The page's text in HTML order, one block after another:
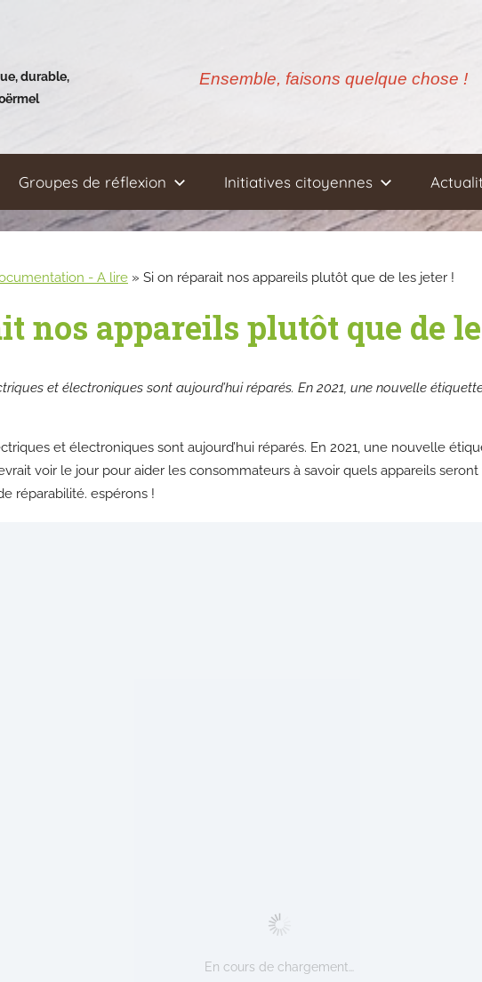
durable,
Ensemble, faisons quelque chose !
Groupes de réflexion Initiatives citoyennes
- A lire » Si on réparait nos appareils plutôt que de les jeter !
nos appareils plutôt que de
et électroniques sont aujourd’hui réparés. En 2021, une nouvelle
et électroniques sont aujourd’hui réparés. En 2021, une nouvelle
voir le jour pour aider les consommateurs à savoir quels appareils
réparabilité. espérons !
En cours de chargement…